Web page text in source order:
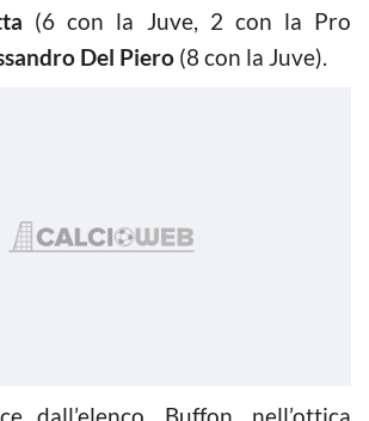
(6 con la Juve, 2 con la Pro
Del Piero (8 con la Juve).